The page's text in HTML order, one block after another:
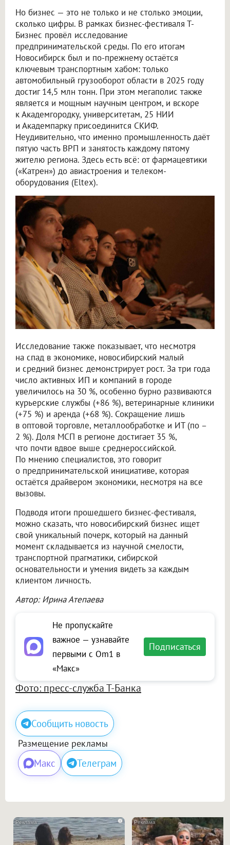
Но бизнес — это не только и не столько эмоции,
сколько цифры. В рамках бизнес-фестиваля Т-
Бизнес провёл исследование
предпринимательской среды. По его итогам
Новосибирск был и по-прежнему остаётся
ключевым транспортным хабом: только
автомобильный грузооборот области в 2025 году
достиг 14,5 млн тонн. При этом мегаполис также
является и мощным научным центром, и вскоре
к Академгородку, университетам, 25 НИИ
и Академпарку присоединится СКИФ.
Неудивительно, что именно промышленность даёт
пятую часть ВРП и занятость каждому пятому
жителю региона. Здесь есть всё: от фармацевтики
(«Катрен») до авиастроения и телеком-
оборудования (Eltex).
Исследование также показывает, что несмотря
на спад в экономике, новосибирский малый
и средний бизнес демонстрирует рост. За три года
число активных ИП и компаний в городе
увеличилось на 30 %, особенно бурно развиваются
курьерские службы (+86 %), ветеринарные клиники
(+75 %) и аренда (+68 %). Сокращение лишь
в оптовой торговле, металлообработке и ИТ (по –
2 %). Доля МСП в регионе достигает 35 %,
что почти вдвое выше среднероссийской.
По мнению специалистов, это говорит
о предпринимательской инициативе, которая
остаётся драйвером экономики, несмотря на все
вызовы.
Подводя итоги прошедшего бизнес-фестиваля,
можно сказать, что новосибирский бизнес ищет
свой уникальный почерк, который на данный
момент складывается из научной смелости,
транспортной прагматики, сибирской
основательности и умения видеть за каждым
клиентом личность.
Автор: Ирина Атепаева
Не пропускайте
важное — узнавайте
первыми с Om1 в
«Макс»
Подписаться
Фото: пресс-служба Т-Банка
Сообщить новость
Размещение рекламы
Макс Телеграм
i